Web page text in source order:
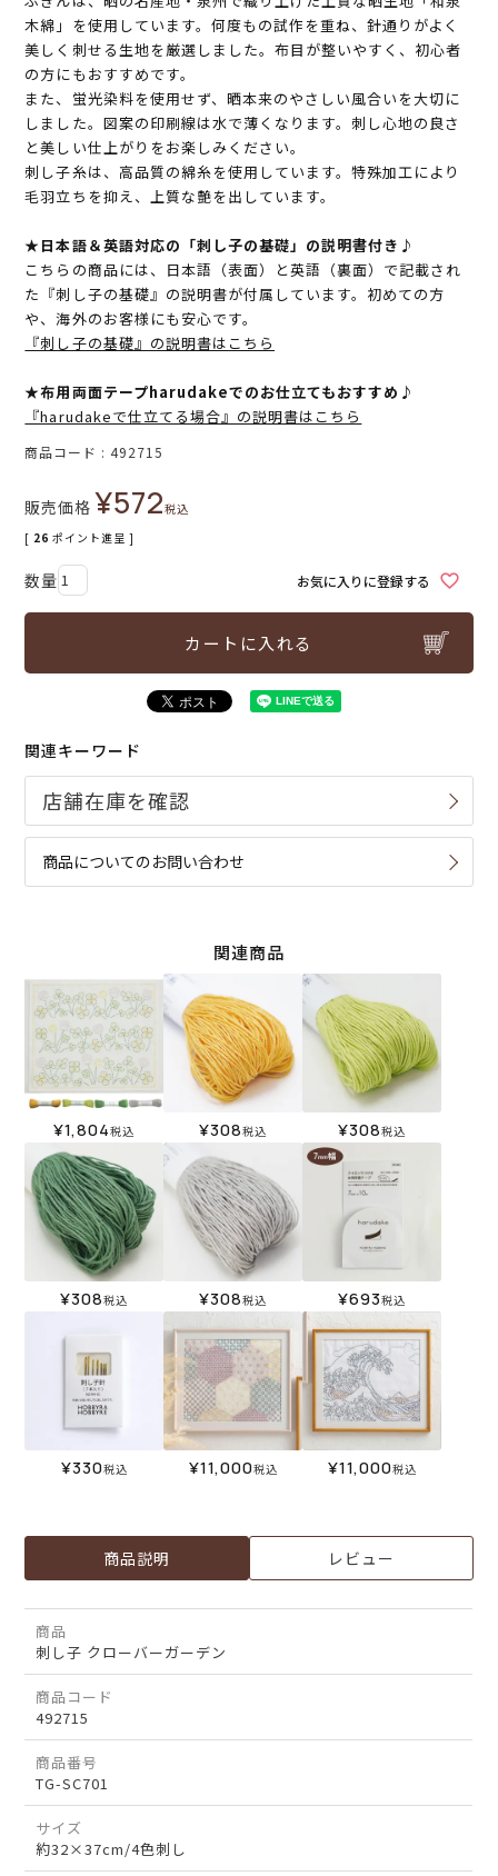
木綿」を使用しています。何度もの試作を重ね、針通りがよく
美しく刺せる生地を厳選しました。布目が整いやすく、初心者
の方にもおすすめです。
また、蛍光染料を使用せず、晒本来のやさしい風合いを大切に
しました。図案の印刷線は水で薄くなります。刺し心地の良さ
と美しい仕上がりをお楽しみください。
刺し子糸は、高品質の綿糸を使用しています。特殊加工により
毛羽立ちを抑え、上質な艶を出しています。
★日本語＆英語対応の「刺し子の基礎」の説明書付き♪
こちらの商品には、日本語（表面）と英語（裏面）で記載され
た『刺し子の基礎』の説明書が付属しています。初めての方
や、海外のお客様にも安心です。
『刺し子の基礎』の説明書はこちら
★布用両面テープharudakeでのお仕立てもおすすめ♪
『harudakeで仕立てる場合』の説明書はこちら
商品コード 492715
販売価格 ¥572税込
[ 26 ポイント進呈 ]
お気に入りに登録する
カートに入れる
関連キーワード
商品についてのお問い合わせ
関連商品
¥1,804税込 ¥308税込 ¥308税込
¥308税込 ¥308税込 ¥693税込
¥330税込 ¥11,000税込 ¥11,000税込
商品説明 レビュー
商品
刺し子 クローバーガーデン
商品コード
492715
商品番号
TG-SC701
サイズ
約32×37cm/4色刺し